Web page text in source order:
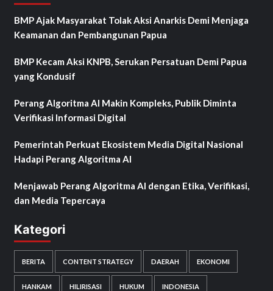
BMP Ajak Masyarakat Tolak Aksi Anarkis Demi Menjaga
Keamanan dan Pembangunan Papua
BMP Kecam Aksi KNPB, Serukan Persatuan Demi Papua
yang Kondusif
Perang Algoritma AI Makin Kompleks, Publik Diminta
Verifikasi Informasi Digital
Pemerintah Perkuat Ekosistem Media Digital Nasional
Hadapi Perang Algoritma AI
Menjawab Perang Algoritma AI dengan Etika, Verifikasi,
dan Media Tepercaya
Kategori
BERITA CONTENT STRATEGY DAERAH EKONOMI
HANKAM HILIRISASI HUKUM INDONESIA